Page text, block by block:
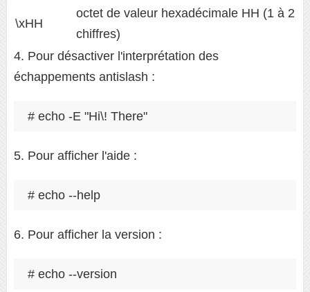
\xHH
octet de valeur hexadécimale HH (1 à 2
chiffres)
4. Pour désactiver l'interprétation des
échappements antislash :
# echo -E "Hi\! There"
5. Pour afficher l'aide :
# echo --help
6. Pour afficher la version :
# echo --version